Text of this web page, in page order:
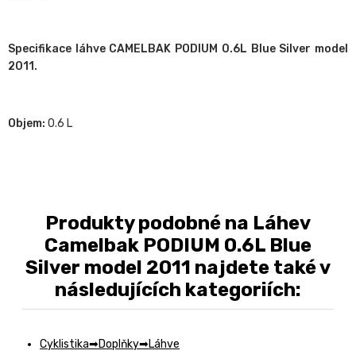
Specifikace láhve CAMELBAK PODIUM 0.6L Blue Silver model
2011.
Objem: 0.6 L
Produkty podobné na Láhev
Camelbak PODIUM 0.6L Blue
Silver model 2011 najdete také v
následujících kategoriích:
Cyklistika Doplňky Láhve